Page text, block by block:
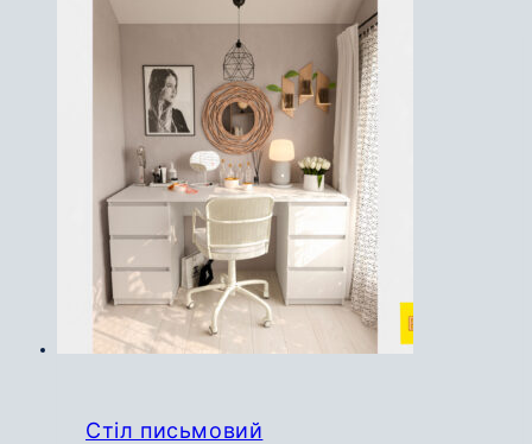
кілька
варіантів.
Параметри
можна
вибрати
на
сторінці
товару
Стіл письмовий